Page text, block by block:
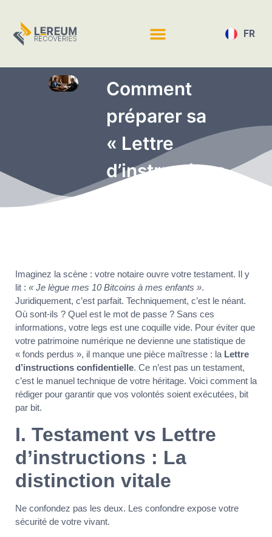
FR
EN
Comment
préparer sa
« Lettre
d’instructions
Imaginez la scène : votre notaire ouvre votre testament. Il y
lit : « Je lègue mes 10 Bitcoins à mes enfants ».
Juridiquement, c’est parfait. Techniquement, c’est le néant.
Où sont-ils ? Quel est le mot de passe ? Sans ces
informations, votre legs est une coquille vide. Pour éviter que
votre patrimoine numérique ne devienne une statistique de
« fonds perdus », il manque une pièce maîtresse : la Lettre
d’instructions confidentielle. Ce n’est pas un testament,
c’est le manuel technique de votre héritage. Voici comment la
rédiger pour garantir que vos volontés soient exécutées, bit
par bit.
I. Testament vs Lettre
d’instructions : La
distinction vitale
Ne confondez pas les deux. Les confondre expose votre
sécurité de votre vivant.